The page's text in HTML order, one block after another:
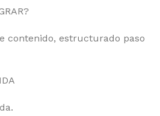
contenido, estructurado paso